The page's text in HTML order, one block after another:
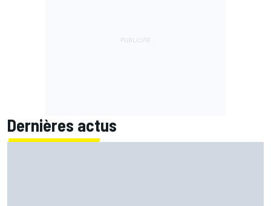
Dernières actus